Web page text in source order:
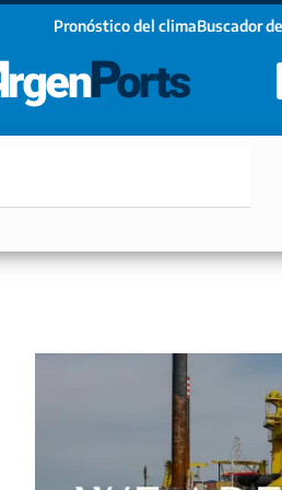
Pronóstico del climaBuscador
Newsletter!
las condiciones y políticas